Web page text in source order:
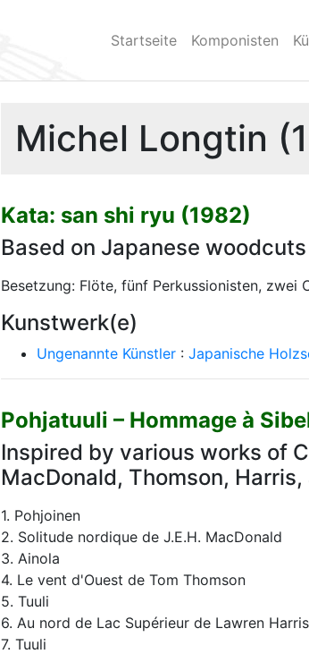
Startseite Komponisten
Michel Longtin
Kata: san shi ryu (1982)
Based on Japanese woodcuts
Besetzung: Flöte, fünf Perkussionisten, zwei
Kunstwerk(e)
Ungenannte Künstler : Japanische
Pohjatuuli – Hommage à
Inspired by various works of
MacDonald, Thomson,
1. Pohjoinen
2. Solitude nordique de J.E.H. MacDonald
3. Ainola
4. Le vent d'Ouest de Tom Thomson
5. Tuuli
6. Au nord de Lac Supérieur de Lawren Harris
7. Tuuli